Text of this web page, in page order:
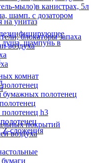
унитаз
мыло)в канистрах, 5л
шамп. с дозатором
душа, шампунь в
блокаторы запаха
воздуха
комнат
бумажных полотенец
h3
Z-сложения
покрытий
воздуха